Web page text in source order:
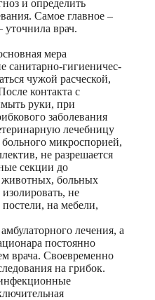
и определить
Самое главное –
уточнила врач.
мера
санитарно-гигиеничес-
чужой расческой,
контакта с
руки, при
заболевания
лечебницу
микроспорией,
не разрешается
секции до
больных
не
на мебели,
лечения, а
постоянно
врача. Своевременно
на грибок.